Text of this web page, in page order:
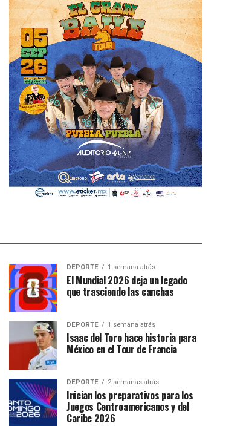
DEPORTE 1 semana atrás
El Mundial 2026 deja un legado
que trasciende las canchas
DEPORTE 1 semana atrás
Isaac del Toro hace historia para
México en el Tour de Francia
DEPORTE 2 semanas atrás
Inician los preparativos para los
Juegos Centroamericanos y del
Caribe 2026